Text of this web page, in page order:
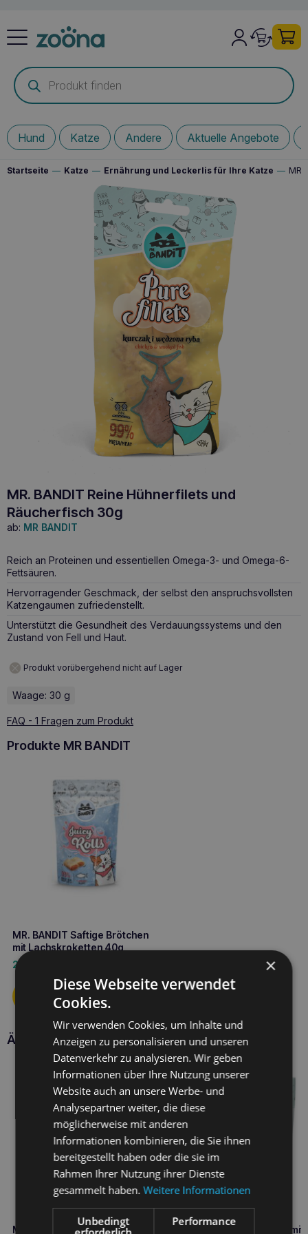
Products
search
Hund Katze Andere Aktuelle Angebote
Startseite — Katze — Ernährung und Leckerlis für Ihre Katze — MR.
MR. BANDIT Reine Hühnerfilets und
Räucherfisch 30g
ab: MR BANDIT
Reich an Proteinen und essentiellen Omega-3- und Omega-6-
Fettsäuren.
Hervorragender Geschmack, der selbst den anspruchsvollsten
Katzengaumen zufriedenstellt.
Unterstützt die Gesundheit des Verdauungssystems und den
Zustand von Fell und Haut.
Produkt vorübergehend nicht auf Lager
Waage: 30 g
FAQ - 1 Fragen zum Produkt
Produkte MR BANDIT
MR. BANDIT Saftige Brötchen
mit Lachskroketten 40g
2,70
Ähnliche Produkte
MR. BANDIT Cremiges
MR. BANDIT Dental Mini mit
×
Diese Webseite verwendet
Cookies.
Wir verwenden Cookies, um Inhalte und
Anzeigen zu personalisieren und unseren
Datenverkehr zu analysieren. Wir geben
Informationen über Ihre Nutzung unserer
Website auch an unsere Werbe- und
Analysepartner weiter, die diese
möglicherweise mit anderen
Informationen kombinieren, die Sie ihnen
bereitgestellt haben oder die sie im
Rahmen Ihrer Nutzung ihrer Dienste
gesammelt haben.Weitere Informationen
Unbedingt
Performance